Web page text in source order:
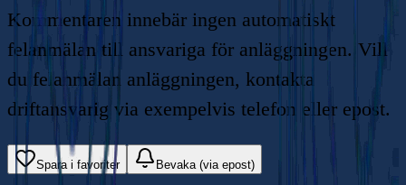
Kommentaren innebär ingen automatiskt
felanmälan till ansvariga för anläggningen. Vill
du felanmälan anläggningen, kontakta
driftansvarig via exempelvis telefon eller epost.
Spara i favoriter Bevaka (via epost)